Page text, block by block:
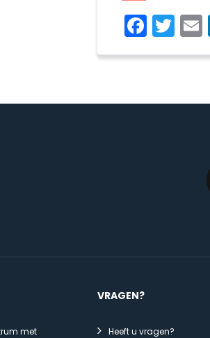
met
VRAGEN?
Heeft u vragen?